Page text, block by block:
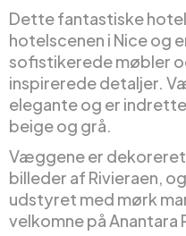
Dette fantastiske
hotelscenen i Nice og
sofistikerede møbler
inspirerede detaljer.
elegante og er
beige og grå.
Væggene er
billeder af Rivieraen,
udstyret med mørk
velkomne på Anantara